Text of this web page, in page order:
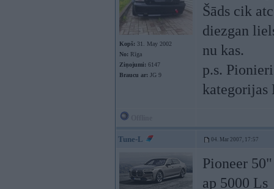
Kopš: 31. May 2002
No: Rīga
Ziņojumi: 6147
Braucu ar: JG 9
Šāds cik
diezgan
nu kas.
p.s.
kategorijas
Tune-L 04. Mar 2007, 17:57
Pioneer
ap 5000 Ls